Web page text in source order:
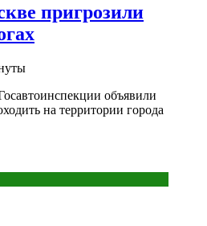
пригрозили
объявили
на территории города